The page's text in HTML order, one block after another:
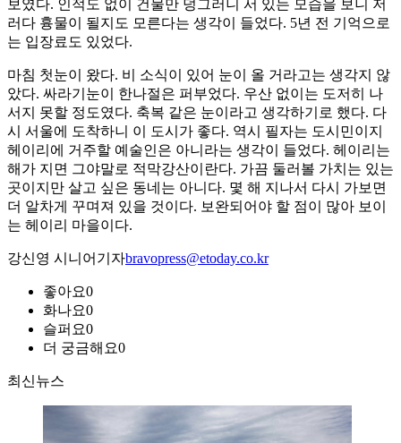
보였다. 인적도 없이 건물만 덩그러니 서 있는 모습을 보니 저
러다 흉물이 될지도 모른다는 생각이 들었다. 5년 전 기억으로
는 입장료도 있었다.
마침 첫눈이 왔다. 비 소식이 있어 눈이 올 거라고는 생각지 않
았다. 싸라기눈이 한나절은 퍼부었다. 우산 없이는 도저히 나
서지 못할 정도였다. 축복 같은 눈이라고 생각하기로 했다. 다
시 서울에 도착하니 이 도시가 좋다. 역시 필자는 도시민이지
헤이리에 거주할 예술인은 아니라는 생각이 들었다. 헤이리는
해가 지면 그야말로 적막강산이란다. 가끔 둘러볼 가치는 있는
곳이지만 살고 싶은 동네는 아니다. 몇 해 지나서 다시 가보면
더 알차게 꾸며져 있을 것이다. 보완되어야 할 점이 많아 보이
는 헤이리 마을이다.
강신영 시니어기자bravopress@etoday.co.kr
좋아요0
화나요0
슬퍼요0
더 궁금해요0
최신뉴스